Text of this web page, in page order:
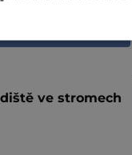
ve stromech